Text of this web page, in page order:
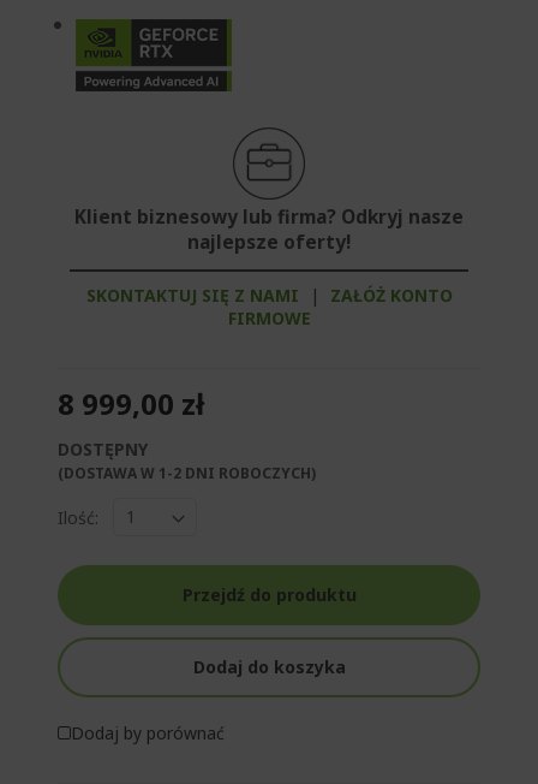
Klient biznesowy lub firma? Odkryj nasze
najlepsze oferty!
SKONTAKTUJ SIĘ Z NAMI |
ZAŁÓŻ KONTO
FIRMOWE
8 999,00 zł
DOSTĘPNY
(DOSTAWA W 1-2 DNI ROBOCZYCH)​
Ilość:
Przejdź do produktu
Dodaj do koszyka
Dodaj by porównać